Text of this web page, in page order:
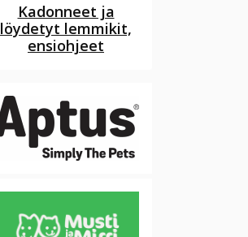
Kadonneet ja
löydetyt lemmikit,
ensiohjeet